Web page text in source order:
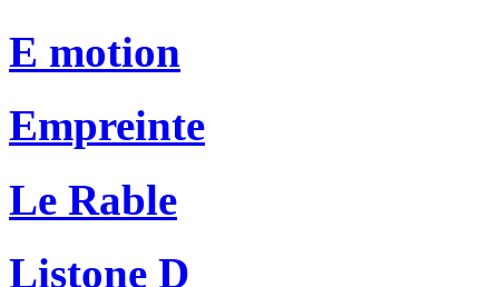
E motion
Empreinte
Le Rable
Listone D